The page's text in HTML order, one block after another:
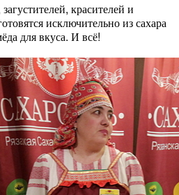
красителей и
исключительно из сахара
для вкуса. И всё!